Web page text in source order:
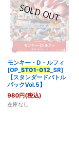
モンキー・D・ルフィ
[OP_ST01-012 _SR]
【スタンダードバトル
パックVol.5】
980円(税込)
在庫なし